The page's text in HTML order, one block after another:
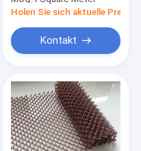
und dauerhafte
industriellen
Umgebungen
Holen Sie sich aktuelle Preis
Kontakt